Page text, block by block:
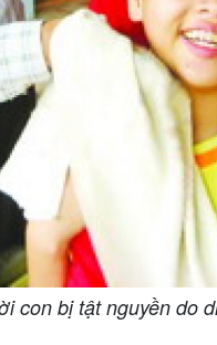
con bị tật nguyền do